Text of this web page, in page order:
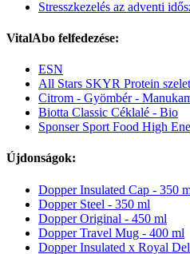
Stresszkezelés az adventi
VitalAbo felfedezése:
ESN
All Stars SKYR Protein szelet
Citrom - Gyömbér -
Biotta Classic Céklalé - Bio
Sponser Sport Food High
Újdonságok:
Dopper Insulated Cap - 350
Dopper Steel - 350 ml
Dopper Original - 450 ml
Dopper Travel Mug - 400 ml
Dopper Insulated x Royal